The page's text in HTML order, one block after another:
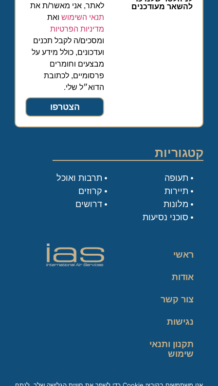
להשאר מעודכנים
לאתר, אני מאשר/ת את
תנאי השימוש ואת
מדיניות הפרטיות
ומסכים/ה לקבל תכנים
ועדכונים, כולל מידע על
מבצעים וחומרים
פרסומיים, לכתובת
הדוא״ל שלי.
הצטרפו
קטגוריות
תעופה
תיירות
מלונות
סוכני נסיעות
תרבות ואוכל
קרוזים
דרושים
ראשי
אודות
צור קשר
נגישות
תקנון ותנאי
שימוש